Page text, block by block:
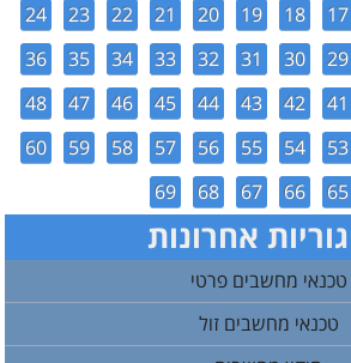
17
18
19
20
21
22
23
24
29
30
31
32
33
34
35
36
41
42
43
44
45
46
47
48
53
54
55
56
57
58
59
60
65
66
67
68
69
אחרונות
טכנאי מחשבים פרטי
טכנאי מחשבים זול